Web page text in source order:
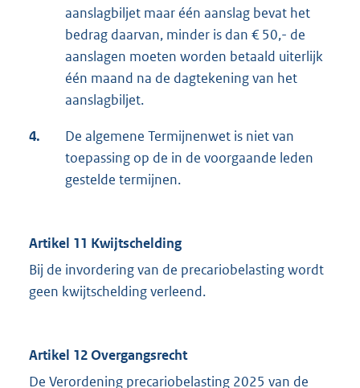
aanslagbiljet maar één aanslag bevat het
bedrag daarvan, minder is dan € 50,- de
aanslagen moeten worden betaald uiterlijk
één maand na de dagtekening van het
aanslagbiljet.
4.
De algemene Termijnenwet is niet van
toepassing op de in de voorgaande leden
gestelde termijnen.
Artikel 11 Kwijtschelding
Bij de invordering van de precariobelasting wordt
geen kwijtschelding verleend.
Artikel 12 Overgangsrecht
De Verordening precariobelasting 2025 van de